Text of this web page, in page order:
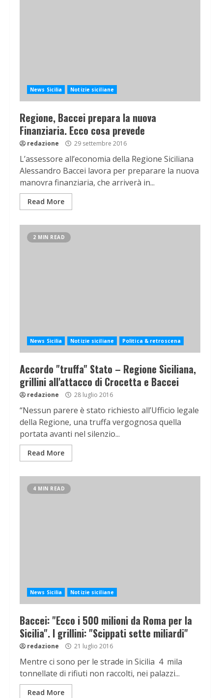
News Sicilia Notizie siciliane
Regione, Baccei prepara la nuova
Finanziaria. Ecco cosa prevede
redazione 29 settembre 2016
L’assessore all’economia della Regione Siciliana
Alessandro Baccei lavora per preparare la nuova
manovra finanziaria, che arriverà in...
Read More
2 MIN READ
News Sicilia Notizie siciliane Politica & retroscena
Accordo "truffa" Stato – Regione Siciliana,
grillini all'attacco di Crocetta e Baccei
redazione 28 luglio 2016
“Nessun parere è stato richiesto all’Ufficio legale
della Regione, una truffa vergognosa quella
portata avanti nel silenzio...
Read More
4 MIN READ
News Sicilia Notizie siciliane
Baccei: "Ecco i 500 milioni da Roma per la
Sicilia". I grillini: "Scippati sette miliardi"
redazione 21 luglio 2016
Mentre ci sono per le strade in Sicilia 4 mila
tonnellate di rifiuti non raccolti, nei palazzi...
Read More